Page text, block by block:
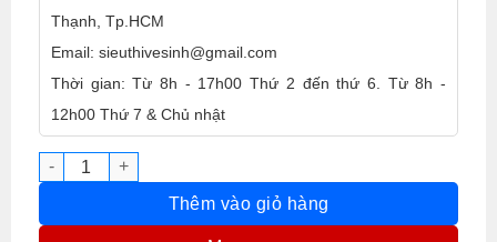
Thạnh, Tp.HCM
Email: sieuthivesinh@gmail.com
Thời gian: Từ 8h - 17h00 Thứ 2 đến thứ 6. Từ 8h -
12h00 Thứ 7 & Chủ nhật
Dung dịch đánh bóng bảo dưỡng đồ gỗ, đồ da Shine On
Thêm vào giỏ hàng